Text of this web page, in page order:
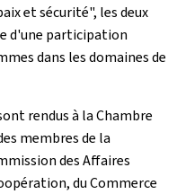
et sécurité", les deux
d'une participation
dans les domaines de
rendus à la Chambre
membres de la
des Affaires
du Commerce